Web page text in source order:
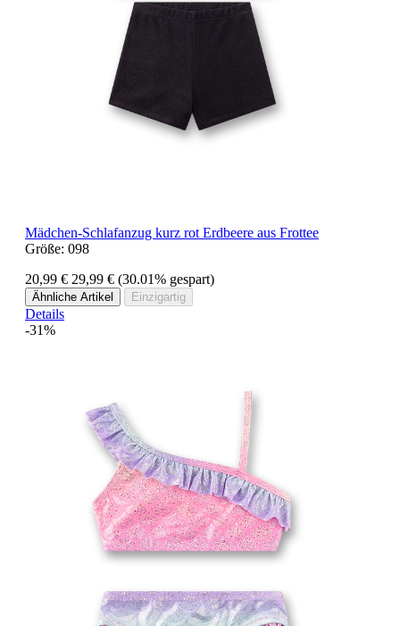
Mädchen-Schlafanzug kurz rot Erdbeere aus Frottee
Größe: 098
20,99 € 29,99 € (30.01% gespart)
Ähnliche Artikel Einzigartig
Details
-31%